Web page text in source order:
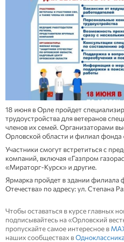
18 июня в Орле пройдет
трудоустройства для ветеранов
членов их семей. Организаторами
Орловской области и филиал фонда
Участники смогут встретиться с
компаний, включая «Газпром
«Мираторг-Курск» и другие.
Ярмарка пройдет в здании филиала
Отечества» по адресу: ул. Степана
Чтобы оставаться в курсе главных
подписывайтесь на «Орловский
пропускайте самое интересное в
наших сообществах в